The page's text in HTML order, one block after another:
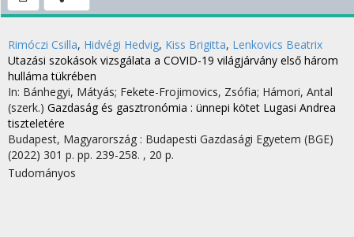
Rimóczi Csilla, Hidvégi Hedvig, Kiss Brigitta, Lenkovics Beatrix
Utazási szokások vizsgálata a COVID-19 világjárvány első három
hulláma tükrében
In: Bánhegyi, Mátyás; Fekete-Frojimovics, Zsófia; Hámori, Antal
(szerk.) Gazdaság és gasztronómia : ünnepi kötet Lugasi Andrea
tiszteletére
Budapest, Magyarország : Budapesti Gazdasági Egyetem (BGE)
(2022) 301 p. pp. 239-258. , 20 p.
Tudományos